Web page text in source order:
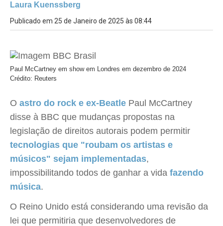
Laura Kuenssberg
Publicado em 25 de Janeiro de 2025 às 08:44
Paul McCartney em show em Londres em dezembro de 2024
Crédito: Reuters
O astro do rock e ex-Beatle Paul McCartney
disse à BBC que mudanças propostas na
legislação de direitos autorais podem permitir
tecnologias que "roubam os artistas e
músicos" sejam implementadas,
impossibilitando todos de ganhar a vida fazendo
música.
O Reino Unido está considerando uma revisão da
lei que permitiria que desenvolvedores de